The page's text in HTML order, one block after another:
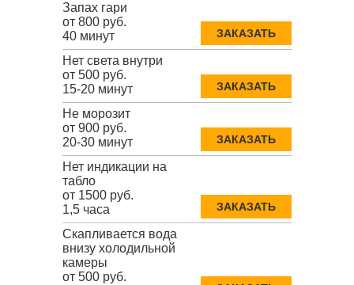
Запах гари
от 800 руб.
40 минут
ЗАКАЗАТЬ
Нет света внутри
от 500 руб.
15-20 минут
ЗАКАЗАТЬ
Не морозит
от 900 руб.
20-30 минут
ЗАКАЗАТЬ
Нет индикации на
табло
от 1500 руб.
1,5 часа
ЗАКАЗАТЬ
Скапливается вода
внизу холодильной
камеры
от 500 руб.